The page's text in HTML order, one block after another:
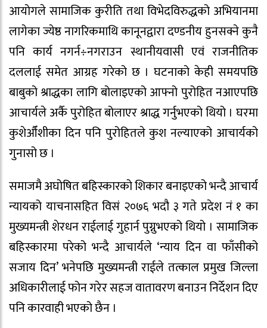
आयोगले सामाजिक कुरीति तथा विभेदविरुद्धको अभियानमा
लागेका ज्येष्ठ नागरिकमाथि कानूनद्वारा दण्डनीय हुनसक्ने कुनै
पनि कार्य नगर्न÷नगराउन स्थानीयवासी एवं राजनीतिक
दललाई समेत आग्रह गरेको छ । घटनाको केही समयपछि
बाबुको श्राद्धका लागि बोलाइएको आफ्नो पुरोहित नआएपछि
आचार्यले अर्कै पुरोहित बोलाएर श्राद्ध गर्नुभएको थियो । घरमा
कुशेऔँशीका दिन पनि पुरोहितले कुश नल्याएको आचार्यको
गुनासो छ ।
समाजमै अघोषित बहिस्कारको शिकार बनाइएको भन्दै आचार्य
न्यायको याचनासहित विसं २०७६ भदौ ३ गते प्रदेश नं १ का
मुख्यमन्त्री शेरधन राईलाई गुहार्न पुग्नुभएको थियो । सामाजिक
बहिस्कारमा परेको भन्दै आचार्यले ‘न्याय दिन वा फाँसीको
सजाय दिन’ भनेपछि मुख्यमन्त्री राईले तत्काल प्रमुख जिल्ला
अधिकारीलाई फोन गरेर सहज वातावरण बनाउन निर्देशन दिए
पनि कारवाही भएको छैन ।